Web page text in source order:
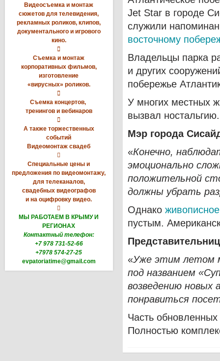
Видеосъемка и монтаж
сюжетов для телевидения,
рекламных роликов, клипов,
документального и игрового
кино.

Съемка и монтаж
корпоративных фильмов,
изготовление
«вирусных» роликов.

Съемка концертов,
тренингов и вебинаров

А также торжественных
событий
Видеомонтаж свадеб

Специальные цены и
предложения по видеомонтажу,
для телеканалов,
свадебных видеографов
и на оцифровку видео.

МЫ РАБОТАЕМ В КРЫМУ И
РЕГИОНАХ
Контактный телефон:
+7 978 731-52-66
+7978 574-27-25
evpatoriatime@gmail.com
Jet Star в городе
служили
восточному
Владельцы парка
и других
побережье
У многих местных
вызвал ностальгию.
Мэр города
«Конечно,
эмоционально
положительной
должны убрать
Однако
пустым.
«Уже этим летом
под названием
возведению новых
понравиться
Часть обновленных
Полностью